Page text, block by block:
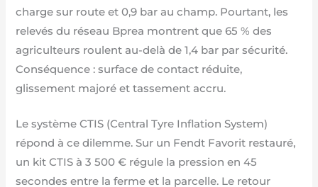
charge sur route et 0,9 bar au champ. Pourtant, les
relevés du réseau Bprea montrent que 65 % des
agriculteurs roulent au-delà de 1,4 bar par sécurité.
Conséquence : surface de contact réduite,
glissement majoré et tassement accru.
Le système CTIS (Central Tyre Inflation System)
répond à ce dilemme. Sur un Fendt Favorit restauré,
un kit CTIS à 3 500 € régule la pression en 45
secondes entre la ferme et la parcelle. Le retour